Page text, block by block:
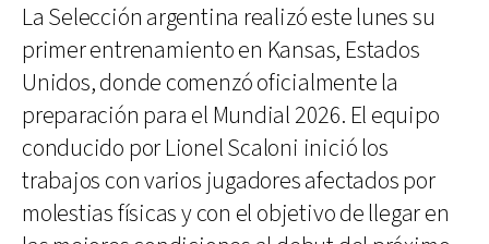
La Selección argentina realizó este lunes su
primer entrenamiento en Kansas, Estados
Unidos, donde comenzó oficialmente la
preparación para el Mundial 2026. El equipo
conducido por Lionel Scaloni inició los
trabajos con varios jugadores afectados por
molestias físicas y con el objetivo de llegar en